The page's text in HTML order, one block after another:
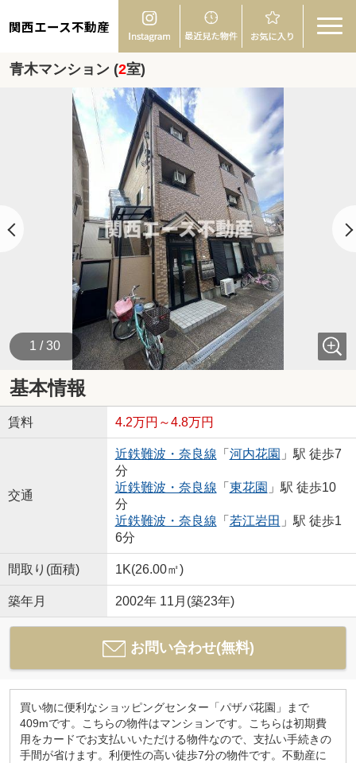
関西エース不動産
青木マンション (2室)
1 / 30
基本情報
賃料 4.2万円～4.8万円
交通
近鉄難波・奈良線 「 河内花園 」駅 徒歩7
分
近鉄難波・奈良線 「 東花園 」駅 徒歩10
分
近鉄難波・奈良線 「 若江岩田 」駅 徒歩1
6分
間取り(面積) 1K(26.00㎡)
築年月 2002年 11月(築23年)
お問い合わせ(無料)
買い物に便利なショッピングセンター「パザパ花園」まで
409mです。こちらの物件はマンションです。こちらは初期費
用をカードでお支払いいただける物件なので、支払い手続きの
手間が省けます。利便性の高い徒歩7分の物件です。不動産に